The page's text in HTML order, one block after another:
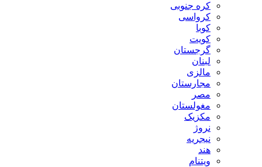
کره جنوبی
کرواسی
کوبا
کویت
گرجستان
لبنان
مالزی
مجارستان
مصر
مغولستان
مکزیک
نروژ
نیجریه
هند
ویتنام